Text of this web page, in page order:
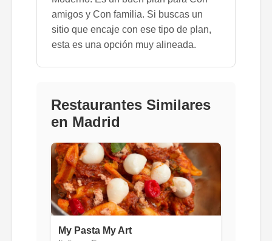
amigos y Con familia. Si buscas un
sitio que encaje con ese tipo de plan,
esta es una opción muy alineada.
Restaurantes Similares
en Madrid
My Pasta My Art